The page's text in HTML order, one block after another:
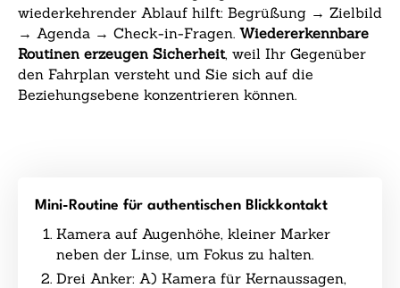
wiederkehrender Ablauf hilft: Begrüßung → Zielbild
→ Agenda → Check-in-Fragen. Wiedererkennbare
Routinen erzeugen Sicherheit, weil Ihr Gegenüber
den Fahrplan versteht und Sie sich auf die
Beziehungsebene konzentrieren können.
Mini-Routine für authentischen Blickkontakt
Kamera auf Augenhöhe, kleiner Marker
neben der Linse, um Fokus zu halten.
Drei Anker: A) Kamera für Kernaussagen,